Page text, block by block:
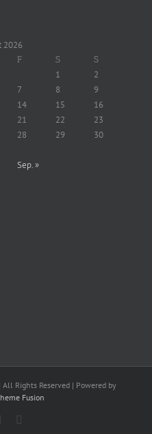
2026
F S S
1
2
7 8
9
14 15
16
21 22
23
28 29
30
Sep. »
Rights Reserved | Powered by
Fusion